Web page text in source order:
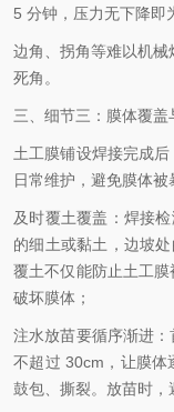
5 分钟，压力无下降即
边角、拐角等难以机
死角。
三、细节三：膜体覆盖
土工膜铺设焊接完成
日常维护，避免膜体被
及时覆土覆盖：焊接
的细土或黏土，边坡
覆土不仅能防止土工
破坏膜体；
注水放苗要循序渐进
不超过 30cm，让膜体
鼓包、撕裂。放苗时，